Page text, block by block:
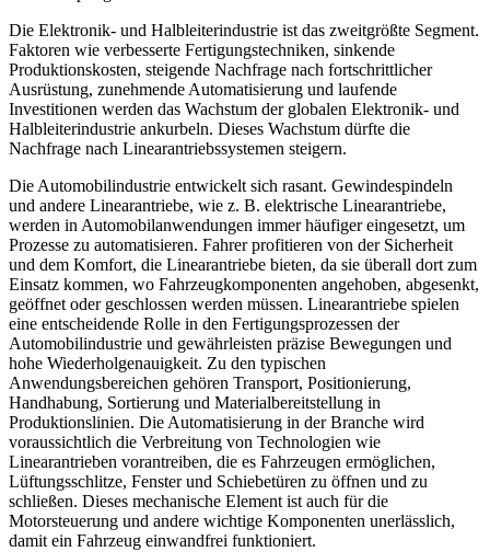
Die Elektronik- und Halbleiterindustrie ist das zweitgrößte Segment.
Faktoren wie verbesserte Fertigungstechniken, sinkende
Produktionskosten, steigende Nachfrage nach fortschrittlicher
Ausrüstung, zunehmende Automatisierung und laufende
Investitionen werden das Wachstum der globalen Elektronik- und
Halbleiterindustrie ankurbeln. Dieses Wachstum dürfte die
Nachfrage nach Linearantriebssystemen steigern.
Die Automobilindustrie entwickelt sich rasant. Gewindespindeln
und andere Linearantriebe, wie z. B. elektrische Linearantriebe,
werden in Automobilanwendungen immer häufiger eingesetzt, um
Prozesse zu automatisieren. Fahrer profitieren von der Sicherheit
und dem Komfort, die Linearantriebe bieten, da sie überall dort zum
Einsatz kommen, wo Fahrzeugkomponenten angehoben, abgesenkt,
geöffnet oder geschlossen werden müssen. Linearantriebe spielen
eine entscheidende Rolle in den Fertigungsprozessen der
Automobilindustrie und gewährleisten präzise Bewegungen und
hohe Wiederholgenauigkeit. Zu den typischen
Anwendungsbereichen gehören Transport, Positionierung,
Handhabung, Sortierung und Materialbereitstellung in
Produktionslinien. Die Automatisierung in der Branche wird
voraussichtlich die Verbreitung von Technologien wie
Linearantrieben vorantreiben, die es Fahrzeugen ermöglichen,
Lüftungsschlitze, Fenster und Schiebetüren zu öffnen und zu
schließen. Dieses mechanische Element ist auch für die
Motorsteuerung und andere wichtige Komponenten unerlässlich,
damit ein Fahrzeug einwandfrei funktioniert.